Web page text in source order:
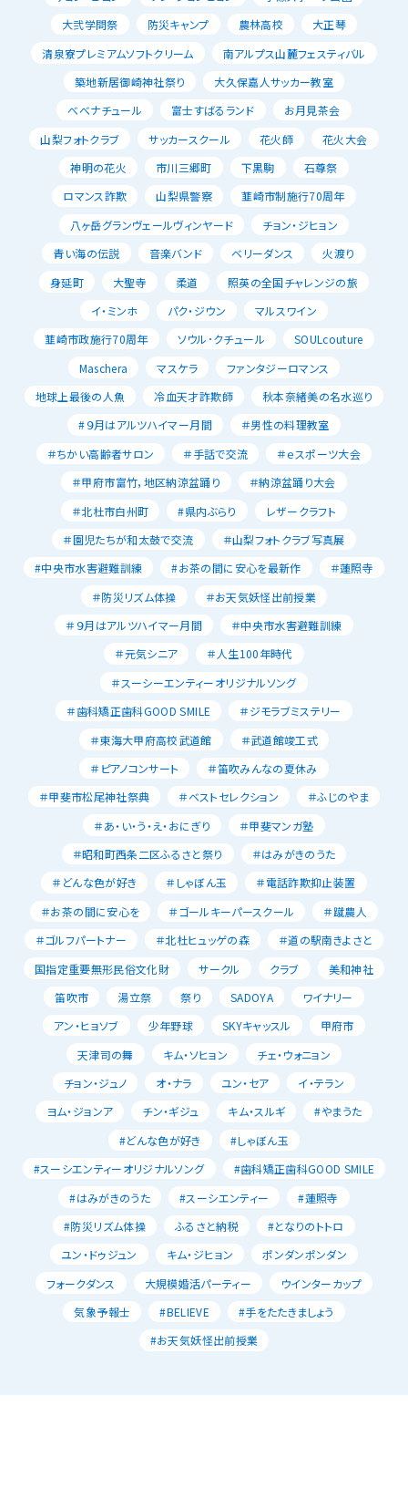
大弐学問祭
防災キャンプ 農林高校
大正琴
清泉寮プレミアムソフトクリーム
南アルプス山麓フェスティバル
築地新居御崎神社祭り
大久保嘉人サッカー教室
べべナチュール
富士すばるランド
お月見茶会
山梨フォトクラブ
サッカースクール 花火師
花火大会
神明の花火
市川三郷町 下黒駒
石尊祭
ロマンス詐欺
山梨県警察
韮崎市制施行70周年
八ヶ岳グランヴェールヴィンヤード
チョン・ジヒョン
青い海の伝説
音楽バンド ベリーダンス
火渡り
身延町
大聖寺 柔道
照英の全国チャレンジの旅
イ・ミンホ
パク・ジウン
マルスワイン
韮崎市政施行70周年
ソウル･クチュール
SOULcouture
Maschera
マスケラ
ファンタジーロマンス
地球上最後の人魚
冷血天才詐欺師
秋本奈緒美の名水巡り
#９月はアルツハイマー月間
＃男性の料理教室
＃ちかい高齢者サロン
＃手話で交流
＃ｅスポーツ大会
＃甲府市富竹，地区納涼盆踊り
＃納涼盆踊り大会
＃北杜市白州町
#県内ぶらり
レザークラフト
＃園児たちが和太鼓で交流
＃山梨フォトクラブ写真展
#中央市水害避難訓練
#お茶の間に安心を最新作
＃蓮照寺
＃防災リズム体操
＃お天気妖怪出前授業
＃９月はアルツハイマー月間
＃中央市水害避難訓練
＃元気シニア
＃人生100年時代
＃スーシーエンティーオリジナルソング
＃歯科矯正歯科GOOD SMILE
＃ジモラブミステリー
＃東海大甲府高校武道館
＃武道館竣工式
＃ピアノコンサート
＃笛吹みんなの夏休み
＃甲斐市松尾神社祭典
＃ベストセレクション
＃ふじのやま
＃あ・い・う・え・おにぎり
＃甲斐マンガ塾
＃昭和町西条二区ふるさと祭り
＃はみがきのうた
＃どんな色が好き
＃しゃぼん玉
＃電話詐欺抑止装置
＃お茶の間に安心を
＃ゴールキーパースクール
＃蹴農人
＃ゴルフパートナー
＃北杜ヒュッゲの森
＃道の駅南きよさと
国指定重要無形民俗文化財
サークル クラブ
美和神社
笛吹市
湯立祭 祭り SADOYA
ワイナリー
アン・ヒョソブ
少年野球 SKYキャッスル
甲府市
天津司の舞
キム・ソヒョン
チェ・ウォニョン
チョン・ジュノ
オ・ナラ ユン・セア
イ・テラン
ヨム・ジョンア
チン・ギジュ キム・スルギ
#やまうた
#どんな色が好き
#しゃぼん玉
#スーシエンティーオリジナルソング
#歯科矯正歯科GOOD SMILE
#はみがきのうた
#スーシエンティー
#蓮照寺
#防災リズム体操
ふるさと納税
#となりのトトロ
ユン・ドゥジュン
キム・ジヒョン
ポンダンポンダン
フォークダンス
大規模婚活パーティー
ウインターカップ
気象予報士
#BELIEVE
#手をたたきましょう
#お天気妖怪出前授業